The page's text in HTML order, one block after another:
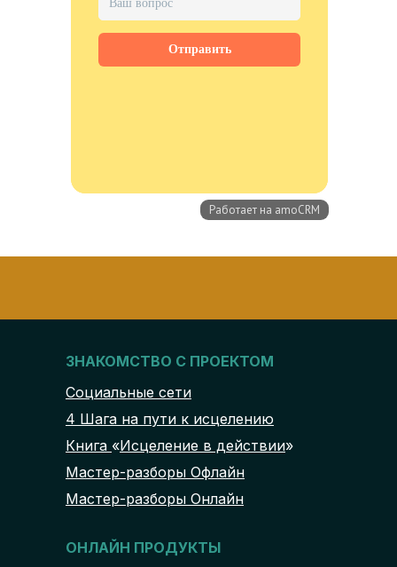
ЗНАКОМСТВО С ПРОЕКТОМ
4 Шага на пути к исцелению
Мастер-разборы Онлайн
Мастер-разборы Офлайн
Книга «Исцеление в действии»
ОНЛАЙН ПРОДУКТЫ
Социальные сети